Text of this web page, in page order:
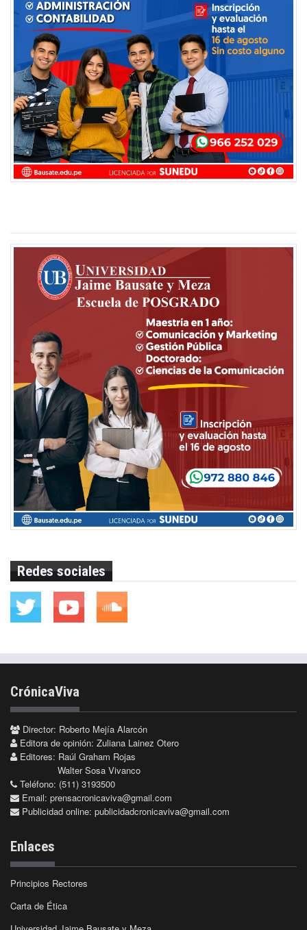
Redes sociales
CrónicaViva
Director: Roberto Mejía Alarcón
Editora de opinión: Zuliana Lainez Otero
Editores: Raúl Graham Rojas
Walter Sosa Vivanco
Teléfono: (511) 3193500
Email: prensacronicaviva@gmail.com
Publicidad online: publicidadcronicaviva@gmail.com
Enlaces
Principios Rectores
Carta de Ética